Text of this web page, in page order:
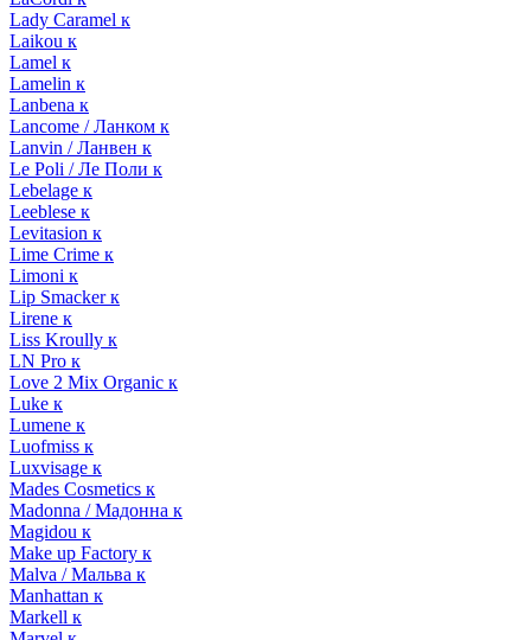
Lady Caramel к
Laikou к
Lamel к
Lamelin к
Lanbena к
Lancome / Ланком к
Lanvin / Ланвен к
Le Poli / Ле Поли к
Lebelage к
Leeblese к
Levitasion к
Lime Crime к
Limoni к
Lip Smacker к
Lirene к
Liss Kroully к
LN Pro к
Love 2 Mix Organic к
Luke к
Lumene к
Luofmiss к
Luxvisage к
Mades Cosmetics к
Madonna / Мадонна к
Magidou к
Make up Factory к
Malva / Мальва к
Manhattan к
Markell к